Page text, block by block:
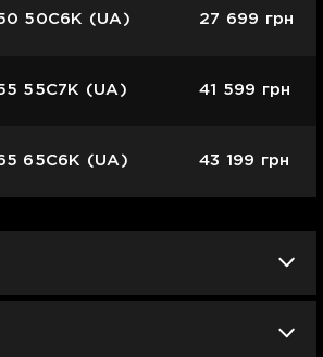
50C6K (UA) 27 699 грн
55C7K (UA) 41 599 грн
65C6K (UA) 43 199 грн